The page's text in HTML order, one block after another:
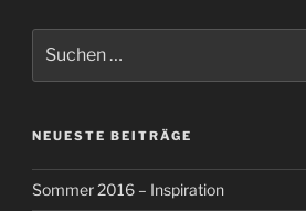
nach:
NEUESTE BEITRÄGE
Sommer 2016 – Inspiration